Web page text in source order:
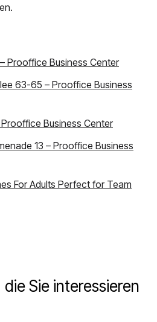
Prooffice Business Center
63-65 – Prooffice Business
Business Center
13 – Prooffice Business
For Adults Perfect for Team
Sie interessieren